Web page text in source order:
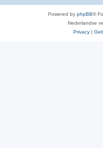
Powered by phpBB®
Nederlandse
Privacy |